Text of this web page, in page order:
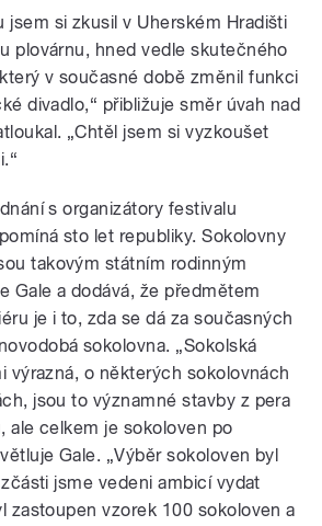
jsem si zkusil v Uherském Hradišti
plovárnu, hned vedle skutečného
v současné době změnil funkci
divadlo,“ přibližuje směr úvah nad
„Chtěl jsem si vyzkoušet
s organizátory festivalu
sto let republiky. Sokolovny
takovým státním rodinným
Gale a dodává, že předmětem
je i to, zda se dá za současných
sokolovna. „Sokolská
výrazná, o některých sokolovnách
jsou to významné stavby z pera
ale celkem je sokoloven po
Gale. „Výběr sokoloven byl
jsme vedeni ambicí vydat
zastoupen vzorek 100 sokoloven a